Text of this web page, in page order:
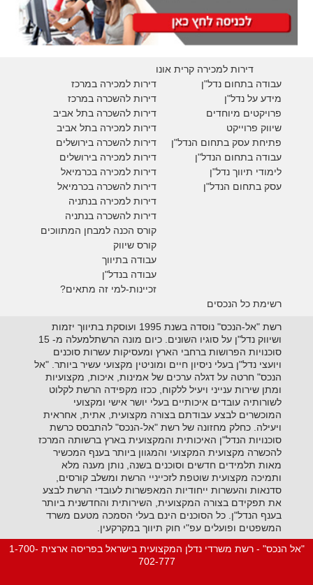
דירות למכירה קרית אונו
דירות למכירה במרכז
דירות להשכרה במרכז
דירות להשכרה בתל אביב
דירות למכירה בתל אביב
דירות להשכרה בירושלים
דירות למכירה בירושלים
דירות למכירה בכרמיאל
דירות להשכרה בכרמיאל
דירות למכירה בנתניה
דירות להשכרה בנתניה
קורס הכנה למבחן המתווכים
קורס שיווק
עבודה בתיווך
עבודה בנדל"ן
זכיינות-למי זה מתאים?
עבודה בתחום נדל"ן
מידע על נדל"ן
פרויקטים מיוחדים
שיווק פרוייקט
פתיחת עסק בתחום הנדל"ן
עבודה בתחום הנדל"ן
לימודי תיווך נדל"ן
עסק בתחום הנדל"ן
רשימת כל הנכסים
רשת "אל-הנכס" נוסדה בשנת 1995 ועוסקת בתיווך יזמות
ושיווק נדל"ן על סוגיו השונים. כיום מונה הרשתלמעלה מ- 15
סוכנויות הפרושות ברחבי הארץ ומעסיקות עשרות סוכנים
ויועצי נדל"ן בעלי ניסיון חיים ומוניטין מקצועי עשיר ביותר. "אל
הנכס" חרטה על דגלה ערכים של אמינות, איכות, מקצועיות
ומתן שירות ענייני ויעיל ללקוח, ככזו מקפידה הרשת לקלוט
לשורותיה עובדים איכותיים בעלי יושר אישי ומקצועי
המוכשרים לבצע עבודתם בצורה מקצועית, אתית, אחראית
ויעילה. כחלק מחזונה של רשת "אל-הנכס" להתבסס כרשת
סוכנויות הנדל"ן האיכותית והמקצועית בארץ ברשותה המרכז
להכשרה מקצועית המקצועי והמגוון ביותר בענף המכשיר
מאות תלמידים חדשים וסוכנים בשנה, נותן מענה מלא
ותמיכה מקצועית שוטפת לזכייניי הרשת ומשלב קורסים,
סדנאות והעשרות ייחודיות המאפשרות לעובדי הרשת לבצע
את תפקידם בצורה המקצועית, השירותית והחדשנית ביותר
בענף הנדל"ן. כל הסוכנים הינם בעלי הסמכה מטעם משרד
המשפטים ופועלים עפ"י חוק תיווך במקרקעין.
"אל הנכס" - רשת משרדי נדלן המקצועית בישראל בפריסה ארצית 1-700-
702-777